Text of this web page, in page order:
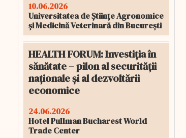
10.06.2026
Universitatea de Științe Agronomice
și Medicină Veterinară din București
HEALTH FORUM: Investiția în
sănătate – pilon al securității
naționale și al dezvoltării
economice
24.06.2026
Hotel Pullman Bucharest World
Trade Center